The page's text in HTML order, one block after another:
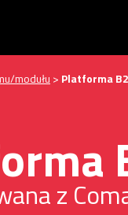
z
modułu > Platforma